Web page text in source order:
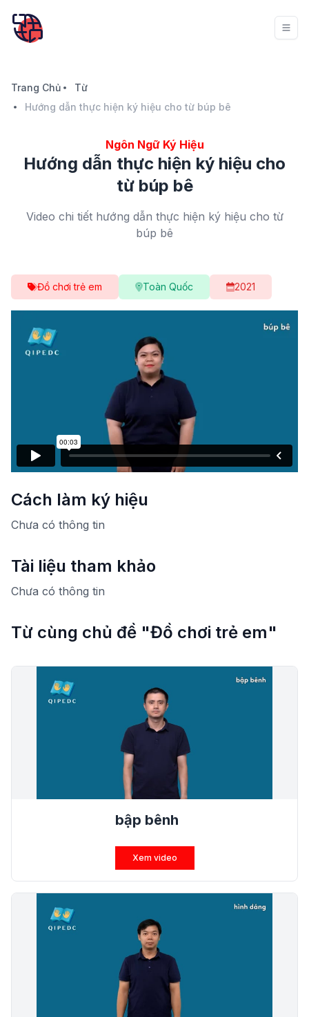
Trang Chủ
Từ
Hướng dẫn thực hiện ký hiệu cho từ búp bê
Ngôn Ngữ Ký Hiệu
Hướng dẫn thực hiện ký hiệu cho
từ búp bê
Video chi tiết hướng dẫn thực hiện ký hiệu cho từ
búp bê
Đồ chơi trẻ em Toàn Quốc 2021
Cách làm ký hiệu
Chưa có thông tin
Tài liệu tham khảo
Chưa có thông tin
Từ cùng chủ đề "Đồ chơi trẻ em"
bập bênh
Xem video